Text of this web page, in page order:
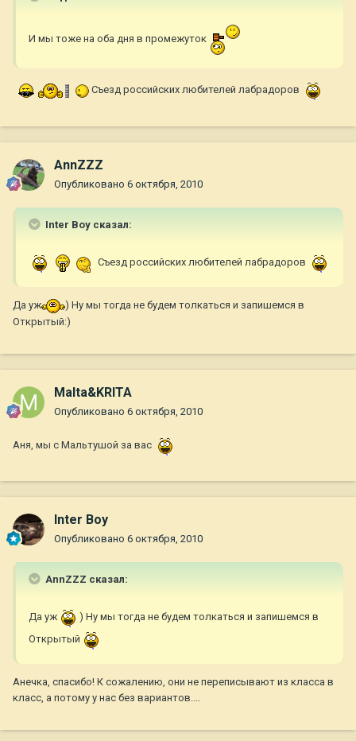
И мы тоже на оба дня в промежуток
Съезд российских любителей лабрадоров
AnnZZZ
Опубликовано 6 октября, 2010
Inter Boy сказал:
Съезд российских любителей лабрадоров
Да уж
) Ну мы тогда не будем толкаться и запишемся в
Открытый:)
Malta&KRITA
Опубликовано 6 октября, 2010
Аня, мы с Мальтушой за вас
Inter Boy
Опубликовано 6 октября, 2010
AnnZZZ сказал:
Да уж
) Ну мы тогда не будем толкаться и запишемся в
Открытый
Анечка, спасибо! К сожалению, они не переписывают из класса в
класс, а потому у нас без вариантов....